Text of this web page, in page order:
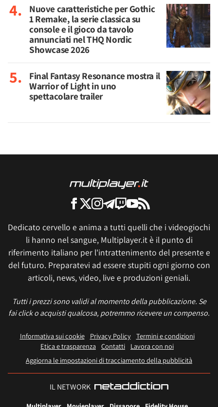
Nuove caratteristiche per Gothic
1 Remake, la serie classica su
console e il gioco da tavolo
annunciati nel THQ Nordic
Showcase 2026
Final Fantasy Resonance mostra il
Warrior of Light in uno
spettacolare trailer
Dedicato cervello e anima a tutti quelli che i videogiochi
li hanno nel sangue, Multiplayer.it è il punto di
riferimento italiano per l'intrattenimento del presente e
del futuro. Preparatevi ad essere stupiti ogni giorno con
articoli, news, video, live e produzioni geniali.
Tutti i prezzi sono validi al momento della pubblicazione. Se
fai click o acquisti qualcosa, potremmo ricevere un compenso.
Informativa sui cookie Privacy Policy
Termini e condizioni
Etica e trasparenza Contatti
Lavora con noi
Aggiorna le impostazioni di tracciamento della pubblicità
IL NETWORK